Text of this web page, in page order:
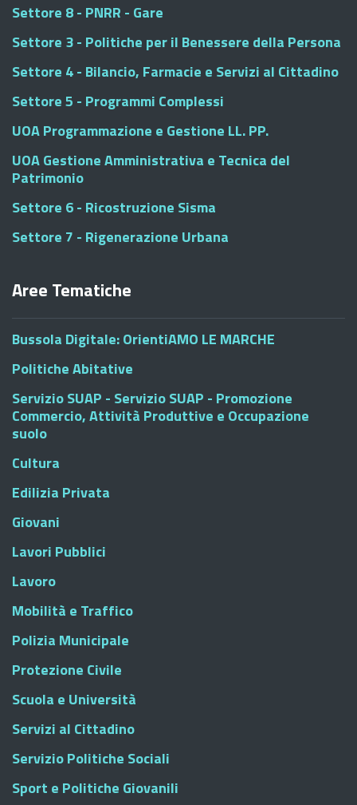
Settore 8 - PNRR - Gare
Settore 3 - Politiche per il Benessere della Persona
Settore 4 - Bilancio, Farmacie e Servizi al Cittadino
Settore 5 - Programmi Complessi
UOA Programmazione e Gestione LL. PP.
UOA Gestione Amministrativa e Tecnica del
Patrimonio
Settore 6 - Ricostruzione Sisma
Settore 7 - Rigenerazione Urbana
Aree Tematiche
Bussola Digitale: OrientiAMO LE MARCHE
Politiche Abitative
Servizio SUAP - Servizio SUAP - Promozione
Commercio, Attività Produttive e Occupazione
suolo
Cultura
Edilizia Privata
Giovani
Lavori Pubblici
Lavoro
Mobilità e Traffico
Polizia Municipale
Protezione Civile
Scuola e Università
Servizi al Cittadino
Servizio Politiche Sociali
Sport e Politiche Giovanili